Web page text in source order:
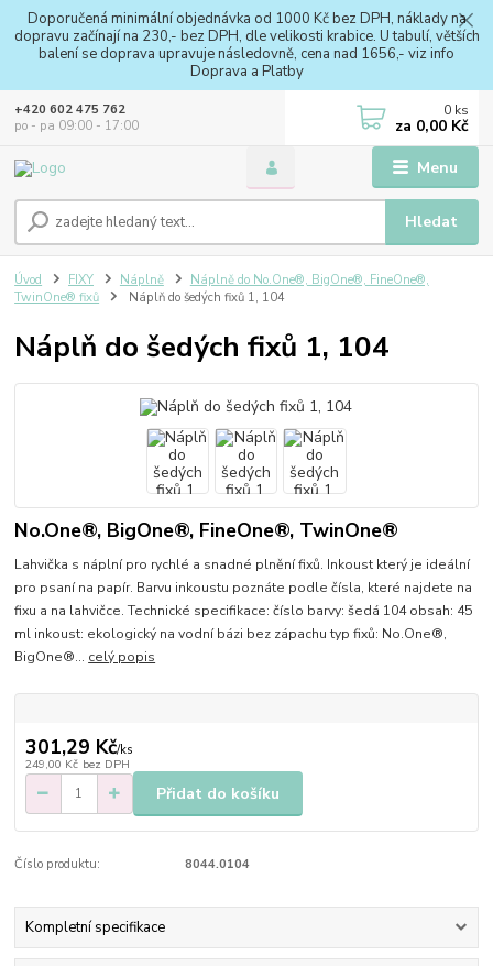
Doporučená minimální objednávka od 1000 Kč bez DPH, náklady na
dopravu začínají na 230,- bez DPH, dle velikosti krabice. U tabulí, větších
balení se doprava upravuje následovně, cena nad 1656,- viz info
Doprava a Platby
Menu
Hledat
+420 602 475 762
po - pa 09:00 - 17:00
0 ks
za 0,00 Kč
Úvod FIXY Náplně
Náplně do No.One®, BigOne®, FineOne®,
TwinOne® fixů
Náplň do šedých fixů 1, 104
Náplň do šedých fixů 1, 104
No.One®, BigOne®, FineOne®, TwinOne®
Lahvička s náplní pro rychlé a snadné plnění fixů. Inkoust který je ideální
pro psaní na papír. Barvu inkoustu poznáte podle čísla, které najdete na
fixu a na lahvičce. Technické specifikace: číslo barvy: šedá 104 obsah: 45
ml inkoust: ekologický na vodní bázi bez zápachu typ fixů: No.One®,
BigOne®... celý popis
301,29 Kč/ks
249,00 Kč bez DPH
Přidat do košíku
Číslo produktu: 8044.0104
Kompletní specifikace